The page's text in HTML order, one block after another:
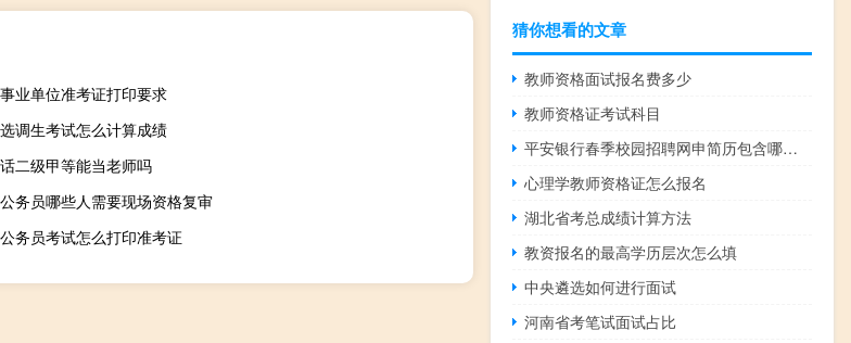
业单位准考证打印要求
调生考试怎么计算成绩
二级甲等能当老师吗
务员哪些人需要现场资格复审
务员考试怎么打印准考证
猜你想看的文章
教师资格面试报名费多少
教师资格证考试科目
平安银行春季校园招聘网申简历包含哪些内容
心理学教师资格证怎么报名
湖北省考总成绩计算方法
教资报名的最高学历层次怎么填
中央遴选如何进行面试
河南省考笔试面试占比